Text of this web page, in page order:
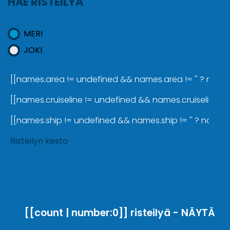
MERI
JOKI
[[names.area != undefined && names.area != '' ?
[[names.cruiseline != undefined && names.cruiseline
[[names.ship != undefined && names.ship != '' ?
Risteilyn kesto